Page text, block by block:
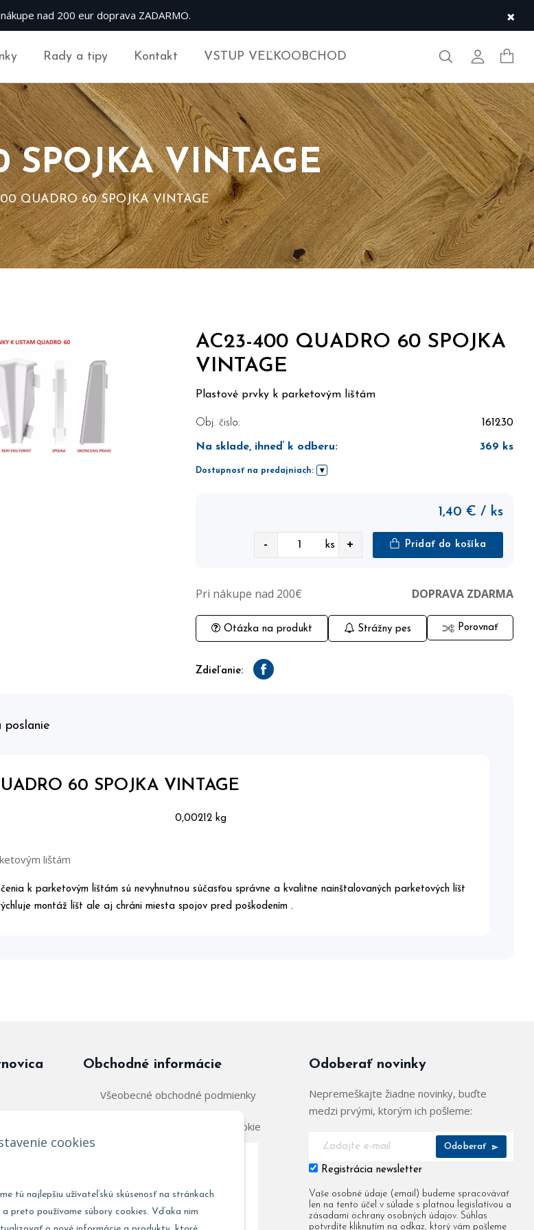
cookies
tú najlepšiu užívateľskú skúsenosť na stránkach
preto používame súbory cookies. Vďaka nim
nad 200 eur doprava ZADARMO. ×
Rady a tipy Kontakt VSTUP VEĽKOOBCHOD Hľadať Môj účet
SPOJKA VINTAGE
QUADRO 60 SPOJKA VINTAGE
AC23-400 QUADRO 60 SPOJKA
VINTAGE
Plastové prvky k parketovým lištám
Obj. čislo: 161230
Na sklade, ihneď k odberu: 369 ks
Dostupnosť na predajniach:
1,40 € / ks
- ks + Pridať do košíka
Pri nákupe nad 200€ DOPRAVA ZDARMA
Otázka na produkt Strážny pes Porovnať
Zdieľanie: Facebook
poslanie
60 SPOJKA VINTAGE
0,00212 kg
lištám
k parketovým lištám sú nevyhnutnou súčasťou správne a kvalitne nainštalovaných parketových líšt
montáž líšt ale aj chráni miesta spojov pred poškodením .
Obchodné informácie
Všeobecné obchodné podmienky
Zásady používania súborov cookie
Stred/Východ:
Západ:
0947 900 904
0903 903 955
Odoberať novinky
Nepremeškajte žiadne novinky, buďte
medzi prvými, ktorým ich pošleme:
Odoberať
Registrácia newsletter
Vaše osobné údaje (email) budeme spracovávať
len na tento účel v súlade s platnou legislatívou a
zásadami ochrany osobných údajov. Súhlas
potvrdíte kliknutím na odkaz, ktorý vám pošleme